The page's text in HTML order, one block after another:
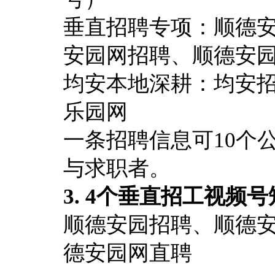
垂直招聘专项：顺德
安园网招聘、顺德安
均安本地深耕：均安
乐园网
一条招聘信息可10个
与求职者。
3. 4个垂直招工视频号
顺德安园招聘、顺德
德安园网直聘